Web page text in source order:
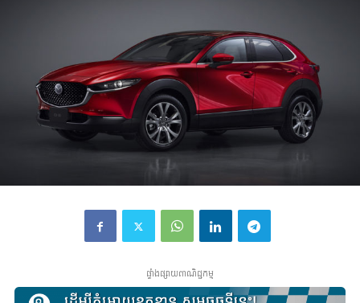
ផ្ទាំងផ្សាយពាណិជ្ជកម្ម